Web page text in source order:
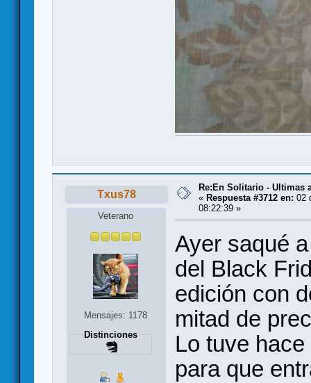
Txus78
Veterano
Mensajes: 1178
Distinciones
Re:En Solitario - Ultimas
« Respuesta #3712 en: 02
08:22:39 »
Ayer saqué
del Black
edición con
mitad de
Lo tuve
para que